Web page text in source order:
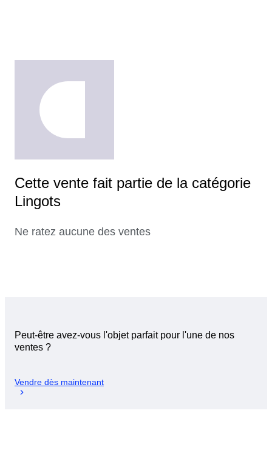
Cette vente fait partie de la catégorie
Lingots
Ne ratez aucune des ventes
Peut-être avez-vous l'objet parfait pour l'une de nos
ventes ?
Vendre dès maintenant